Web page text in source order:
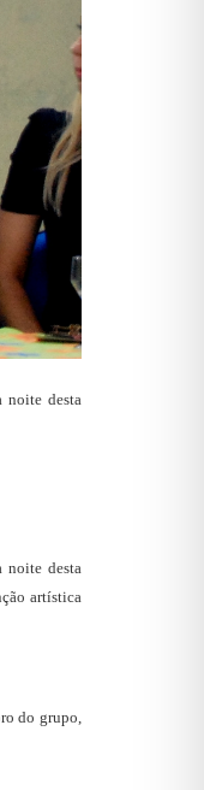
noite desta
noite desta
artística
do grupo,